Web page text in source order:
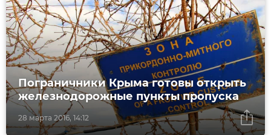
28 марта 2016, 14:12
Пограничники Крыма готовы открыть
железнодорожные пункты пропуска